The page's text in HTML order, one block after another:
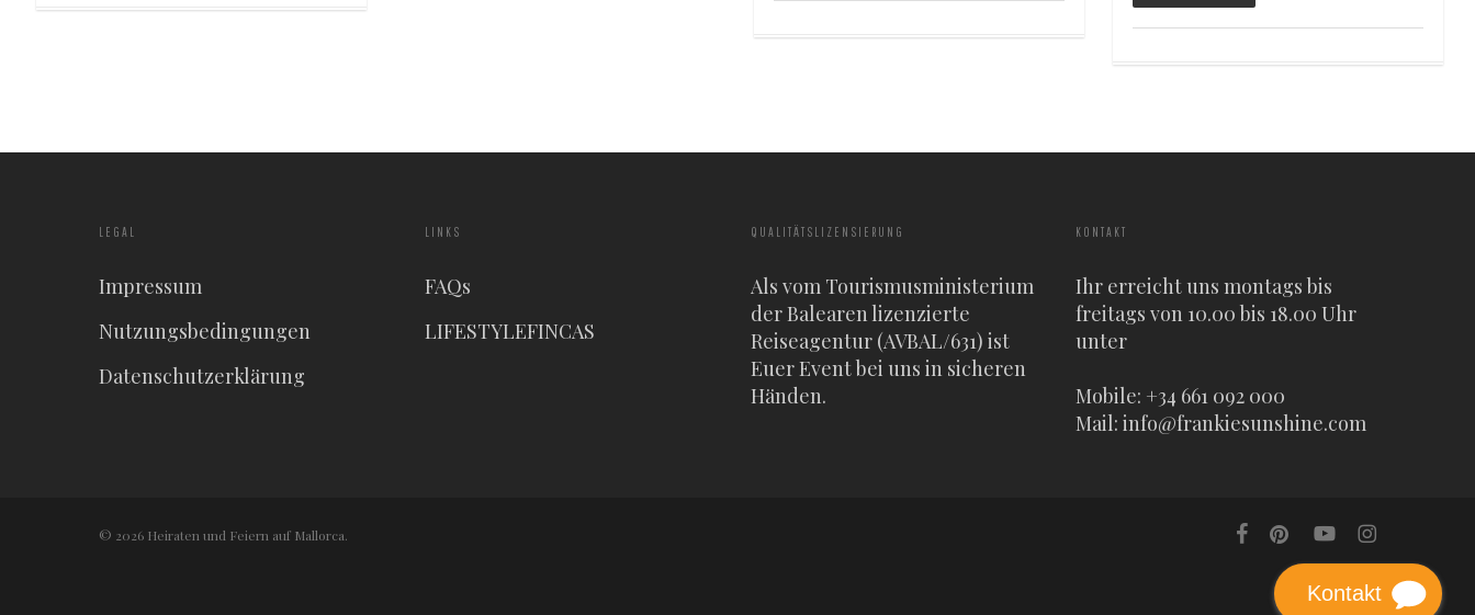
LEGAL
Impressum
Nutzungsbedingungen
Datenschutzerklärung
LINKS
FAQs
LIFESTYLEFINCAS
QUALITÄTSLIZENSIERUNG
Als vom Tourismusministerium
der Balearen lizenzierte
Reiseagentur (AVBAL/631) ist
Euer Event bei uns in sicheren
Händen.
KONTAKT
Ihr erreicht uns montags bis
freitags von 10.00 bis 18.00 Uhr
unter
Mobile: +34 661 092 000
Mail:info@frankiesunshine.com
© 2026 Heiraten und Feiern auf Mallorca. facebookpinterestyoutubeinstagram
Kontakt